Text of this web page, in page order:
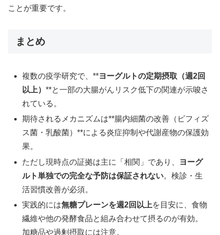
ことが重要です。
まとめ
複数の疫学研究で、**ヨーグルトの定期摂取（週2回
以上）**と一部の大腸がんリスク低下の関連が示唆さ
れている。
期待されるメカニズムは**腸内細菌の改善（ビフィズ
ス菌・乳酸菌）**による炎症抑制や代謝産物の保護効
果。
ただし現時点の証拠は主に「相関」であり、
ヨーグ
ルト単独での完全な予防は保証されない。検診・生
活習慣改善が必須。
実践的には無糖プレーンを週2回以上を目安に、食物
繊維や他の発酵食品と組み合わせて摂るのが有効。
加糖品や過剰摂取には注意。